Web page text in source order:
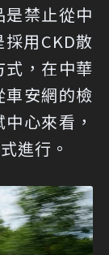
禁止從中
用CKD散
，在中華
安網的檢
心來看，
進行。